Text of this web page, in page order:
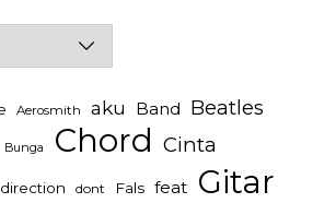
Aerosmith aku Band Beatles
Bunga Chord Cinta
direction dont Fals feat Gitar